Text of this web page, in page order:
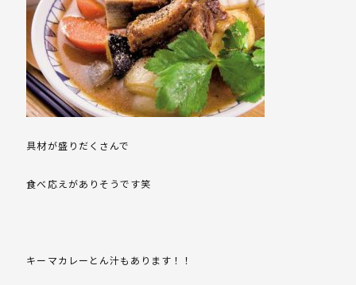
具材が盛りだくさんで
食べ応えがありそうです笑
キーマカレーとん汁もあります！！